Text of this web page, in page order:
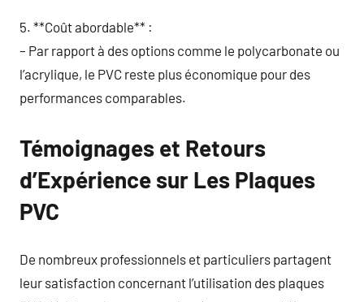
5. **Coût abordable** :
– Par rapport à des options comme le polycarbonate ou
l’acrylique, le PVC reste plus économique pour des
performances comparables.
Témoignages et Retours
d’Expérience sur Les Plaques
PVC
De nombreux professionnels et particuliers partagent
leur satisfaction concernant l’utilisation des plaques